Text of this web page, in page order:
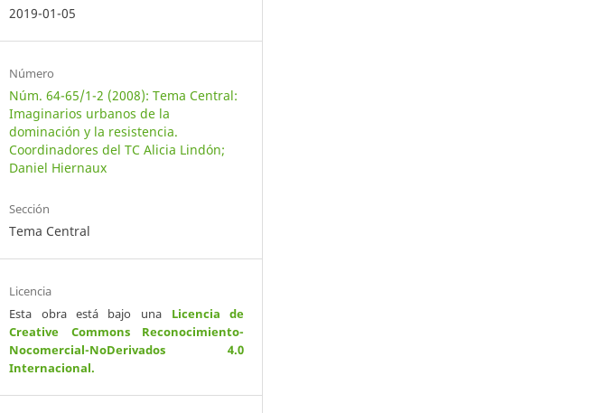
2019-01-05
Número
Núm. 64-65/1-2 (2008): Tema Central:
Imaginarios urbanos de la
dominación y la resistencia.
Coordinadores del TC Alicia Lindón;
Daniel Hiernaux
Sección
Tema Central
Licencia
Esta obra está bajo una Licencia de
Creative Commons Reconocimiento-
Nocomercial-NoDerivados 4.0
Internacional.